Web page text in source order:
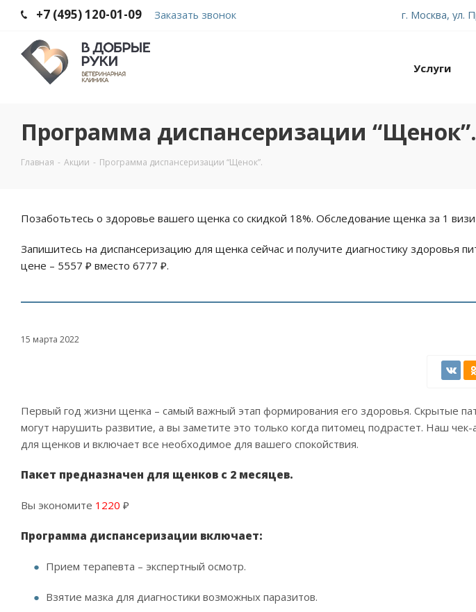
+7 (495) 120-01-09 Заказать звонок г. Москва, ул.
Услуги
Программа диспансеризации “Щенок”.
Главная - Акции - Программа диспансеризации “Щенок”.
Позаботьтесь о здоровье вашего щенка со скидкой 18%. Обследование щенка за 1
Запишитесь на диспансеризацию для щенка сейчас и получите диагностику здоровья
цене – 5557 ₽ вместо 6777 ₽.
15 марта 2022
Первый год жизни щенка – самый важный этап формирования его здоровья. Скрытые
могут нарушить развитие, а вы заметите это только когда питомец подрастет. Наш чек-
для щенков и включает все необходимое для вашего спокойствия.
Пакет предназначен для щенков с 2 месяцев.
Вы экономите 1220 ₽
Программа диспансеризации включает:
Прием терапевта – экспертный осмотр.
Взятие мазка для диагностики возможных паразитов.